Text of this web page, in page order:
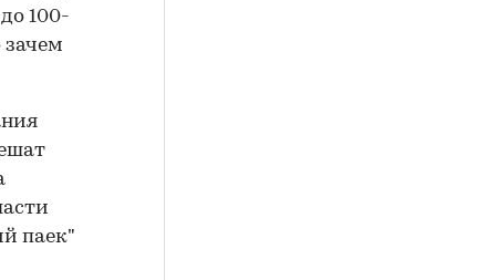
100-
зачем
паек"